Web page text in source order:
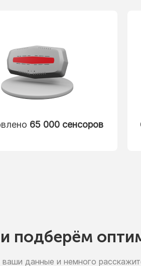
65 000 сенсоров
и подберём
ваши данные и немного